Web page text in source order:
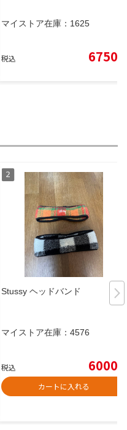
マイストア在庫： 1625
税込 6750
Stussy ヘッドバンド
マイストア在庫： 4576
税込 6000
カートに入れる